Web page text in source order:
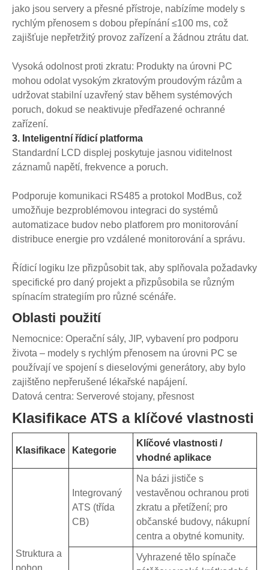
jako jsou servery a přesné přístroje, nabízíme modely s
rychlým přenosem s dobou přepínání ≤100 ms, což
zajišťuje nepřetržitý provoz zařízení a žádnou ztrátu dat.
Vysoká odolnost proti zkratu: Produkty na úrovni PC
mohou odolat vysokým zkratovým proudovým rázům a
udržovat stabilní uzavřený stav během systémových
poruch, dokud se neaktivuje předřazené ochranné
zařízení.
3. Inteligentní řídicí platforma
Standardní LCD displej poskytuje jasnou viditelnost
záznamů napětí, frekvence a poruch.
Podporuje komunikaci RS485 a protokol ModBus, což
umožňuje bezproblémovou integraci do systémů
automatizace budov nebo platforem pro monitorování
distribuce energie pro vzdálené monitorování a správu.
Řídicí logiku lze přizpůsobit tak, aby splňovala požadavky
specifické pro daný projekt a přizpůsobila se různým
spínacím strategiím pro různé scénáře.
Oblasti použití
Nemocnice: Operační sály, JIP, vybavení pro podporu
života – modely s rychlým přenosem na úrovni PC se
používají ve spojení s dieselovými generátory, aby bylo
zajištěno nepřerušené lékařské napájení.
Datová centra: Serverové stojany, přesnost
Klasifikace ATS a klíčové vlastnosti
Klasifikace Kategorie
Klíčové vlastnosti /
vhodné aplikace
Struktura a
pohon
Integrovaný
ATS (třída
CB)
Na bázi jističe s
vestavěnou ochranou proti
zkratu a přetížení; pro
občanské budovy, nákupní
centra a obytné komunity.
Vyhrazené tělo spínače